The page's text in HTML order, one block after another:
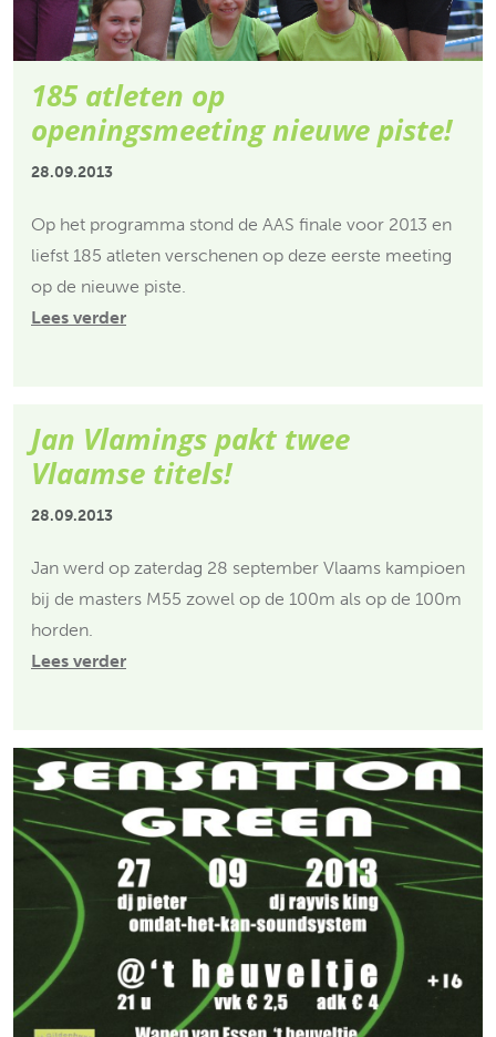
185 atleten op
openingsmeeting nieuwe piste!
28.09.2013
Op het programma stond de AAS finale voor 2013 en
liefst 185 atleten verschenen op deze eerste meeting
op de nieuwe piste.
Lees verder
Jan Vlamings pakt twee
Vlaamse titels!
28.09.2013
Jan werd op zaterdag 28 september Vlaams kampioen
bij de masters M55 zowel op de 100m als op de 100m
horden.
Lees verder